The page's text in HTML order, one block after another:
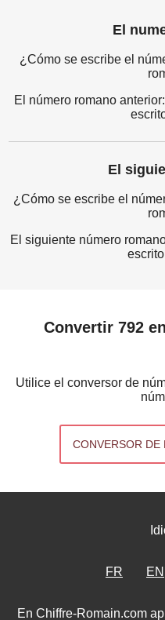
El
¿Cómo se escribe el
El número romano anterior:
El
¿Cómo se escribe el
El siguiente número
escrito
Convertir 792
Utilice el conversor de
CONVERSOR DE
FR EN
En Chiffre-Romain.com